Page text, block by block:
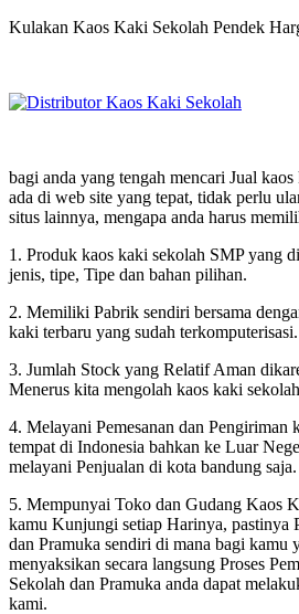
Kulakan Kaos Kaki Sekolah Pendek
bagi anda yang tengah mencari Jual
ada di web site yang tepat, tidak perlu
situs lainnya, mengapa anda harus
1. Produk kaos kaki sekolah SMP yang
jenis, tipe, Tipe dan bahan pilihan.
2. Memiliki Pabrik sendiri bersama
kaki terbaru yang sudah terkomputerisasi.
3. Jumlah Stock yang Relatif Aman
Menerus kita mengolah kaos kaki
4. Melayani Pemesanan dan Pengiriman
tempat di Indonesia bahkan ke Luar
melayani Penjualan di kota bandung saja.
5. Mempunyai Toko dan Gudang Kaos
kamu Kunjungi setiap Harinya, pastinya
dan Pramuka sendiri di mana bagi kamu
menyaksikan secara langsung Proses
Sekolah dan Pramuka anda dapat
kami.